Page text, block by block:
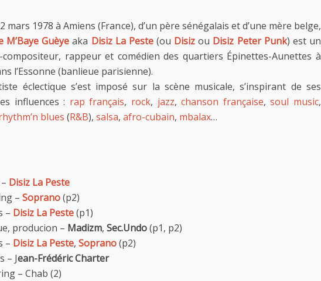
mars 1978 à Amiens (France), d’un père sénégalais et d’une mère belge,
M’Baye Guèye aka Disiz La Peste(ou Disiz ou Disiz Peter Punk) est un
rappeur et comédien des quartiers Épinettes-Aunettes à
l’Essonne (banlieue parisienne).
éclectique s’est imposé sur la scène musicale, s’inspirant de ses
influences : rap français, rock, jazz,chanson française,soul music,
blues (R&B), salsa, afro-cubain, mbalax…
Disiz La Peste
– Soprano(p2)
– Disiz La Peste(p1)
producion – Madizm, Sec.Undo(p1, p2)
– Disiz La Peste, Soprano(p2)
– Jean-Frédéric Charter
– Chab (2)